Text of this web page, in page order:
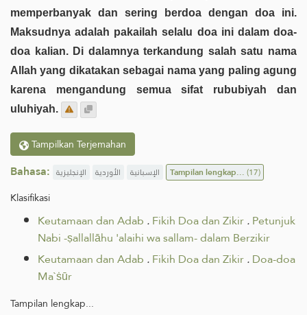
memperbanyak dan sering berdoa dengan doa ini.
Maksudnya adalah pakailah selalu doa ini dalam doa-
doa kalian. Di dalamnya terkandung salah satu nama
Allah yang dikatakan sebagai nama yang paling agung
karena mengandung semua sifat rububiyah dan
uluhiyah.
Tampilkan Terjemahan
Bahasa: الإنجليزية الأوردية الإسبانية Tampilan lengkap...(17)
Klasifikasi
Keutamaan dan Adab .Fikih Doa dan Zikir.Petunjuk
Nabi -ṣallallāhu 'alaihi wa sallam- dalam Berzikir
Keutamaan dan Adab .Fikih Doa dan Zikir.Doa-doa
Ma`ṡūr
Tampilan lengkap...